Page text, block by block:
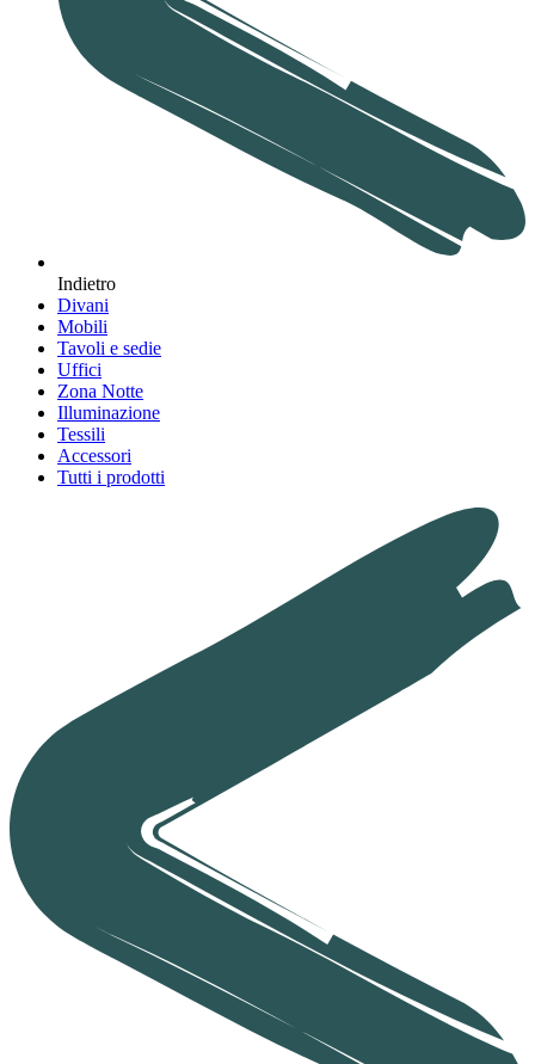
Indietro
Divani
Mobili
Tavoli e sedie
Uffici
Zona Notte
Illuminazione
Tessili
Accessori
Tutti i prodotti